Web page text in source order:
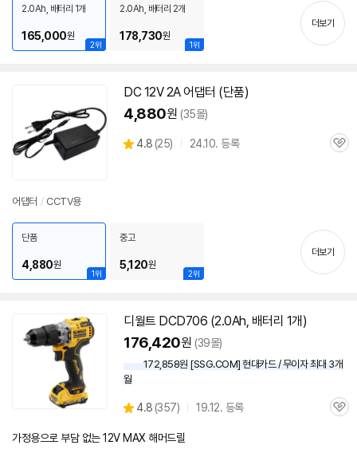
기
2위
2.0Ah, 배터리 1개
165,000원
1위
2.0Ah, 배터리 2개
178,730원
더보기
DC12V 2A어댑터 (단품)
4,880원 (35몰)
별
4.8 (상
25) 24.10. 등록
관
어댑터 / CCTV용
1위
단품
4,880원
2위
중고
5,120원
더보기
디월트 DCD706 (2.0Ah, 배터리 1개)
176,420원 (39몰)
172,858원 [SSG.COM] 현대카드 / 무이자 최대 3개
월
별
점
4.8 (상
리
357) 19.12. 등록
관
가정용으로 부담 없는 12V MAX 해머드릴